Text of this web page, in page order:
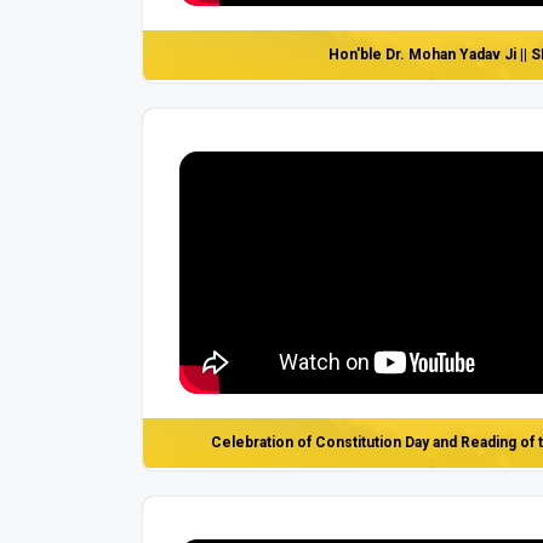
Hon'ble Dr. Mohan Yadav Ji ||
Celebration of Constitution Day and Reading of